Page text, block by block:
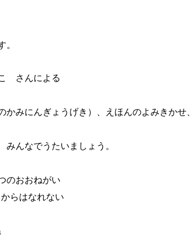
さんによる
かみにんぎょうげき）、えほんのよみきかせ、
んなでうたいましょう。
のおおねがい
らはなれない